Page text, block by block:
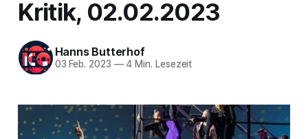
Kritik, 02.02.2023
Hanns Butterhof
03 Feb. 2023 —4 Min. Lesezeit